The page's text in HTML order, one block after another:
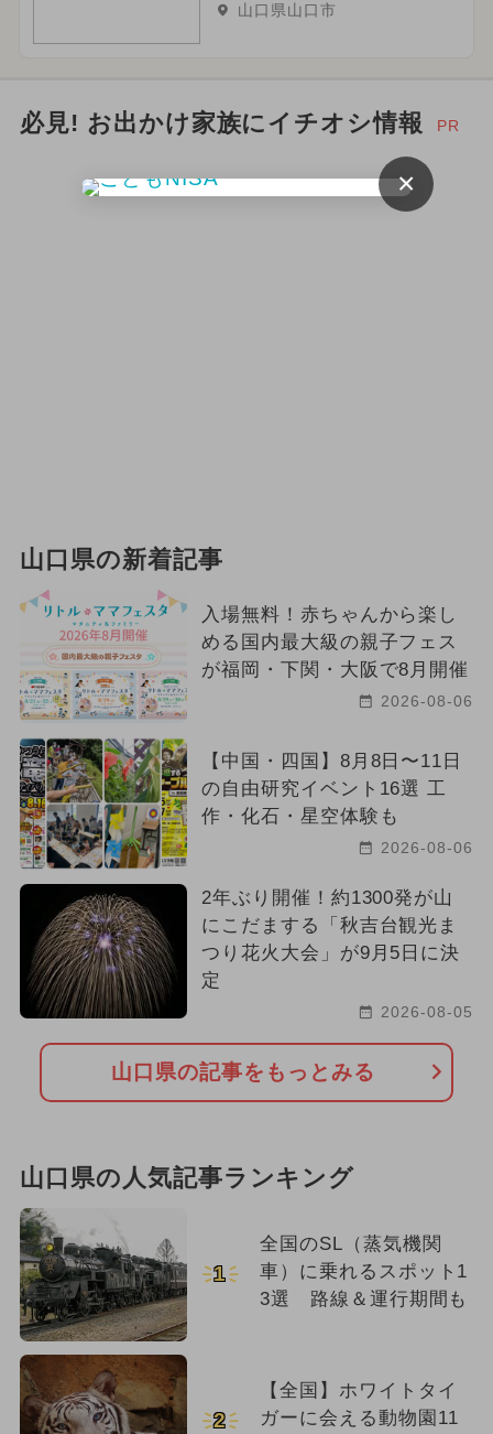
山口県山口市
必見! お出かけ家族にイチオシ情報 PR
山口県の新着記事
入場無料！赤ちゃんから楽し
める国内最大級の親子フェス
が福岡・下関・大阪で8月開催
2026-08-06
【中国・四国】8月8日〜11日
の自由研究イベント16選 工
作・化石・星空体験も
2026-08-06
2年ぶり開催！約1300発が山
にこだまする「秋吉台観光ま
つり花火大会」が9月5日に決
定
2026-08-05
山口県の記事をもっとみる
山口県の人気記事ランキング
1
全国のSL（蒸気機関
車）に乗れるスポット1
3選 路線＆運行期間も
2
【全国】ホワイトタイ
ガーに会える動物園11
×